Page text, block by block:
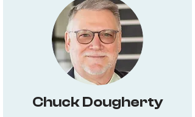
Chuck Dougherty